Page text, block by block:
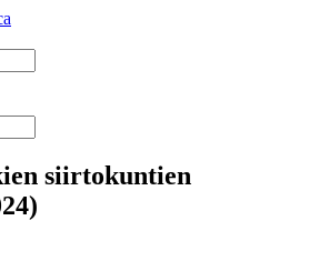
siirtokuntien